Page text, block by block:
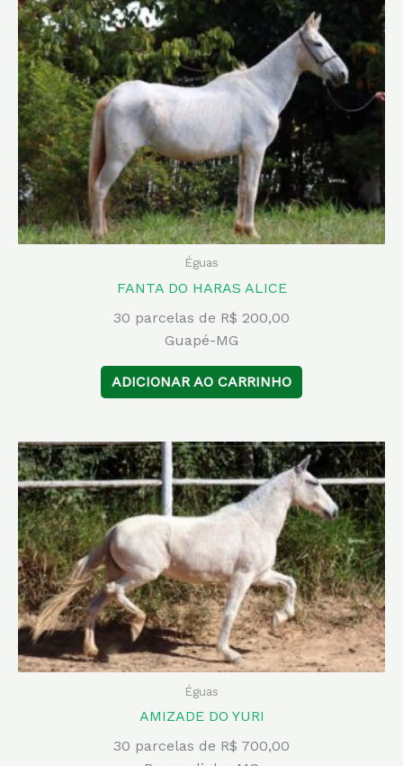
Éguas
FANTA DO HARAS ALICE
30 parcelas de R$ 200,00
Guapé-MG
ADICIONAR AO CARRINHO
Éguas
AMIZADE DO YURI
30 parcelas de R$ 700,00